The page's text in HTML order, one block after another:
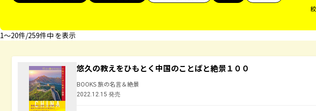
1〜20件/259件中 を表示
悠久の教えをひもとく中国のことばと絶景１００
BOOKS 旅の名言＆絶景
2022.12.15 発売